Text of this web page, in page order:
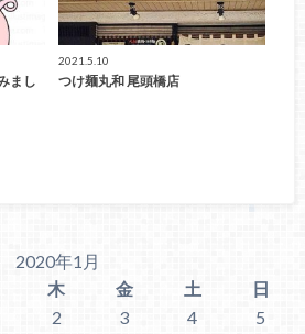
まし
2021.5.10
つけ麺丸和 尾頭橋店
2020年1月
木 金 土
日
2 3 4
5